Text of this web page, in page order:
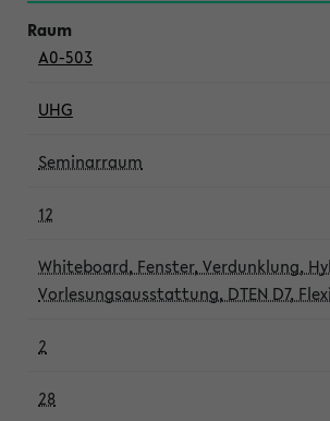
A0-503
UHG
Seminarraum
12
Whiteboard, Fenster, Verdunklung,
Vorlesungsausstattung, DTEN D7,
2
28